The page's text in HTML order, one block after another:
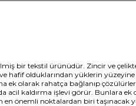
bir tekstil ürünüdür. Zincir ve
hafif olduklarından yüklerin
ek olarak rahatça bağlanıp
acil kaldırma işlevi görür.
en önemli noktalardan biri